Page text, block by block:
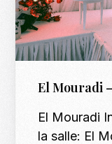
El Mouradi
El Mouradi
la salle: El